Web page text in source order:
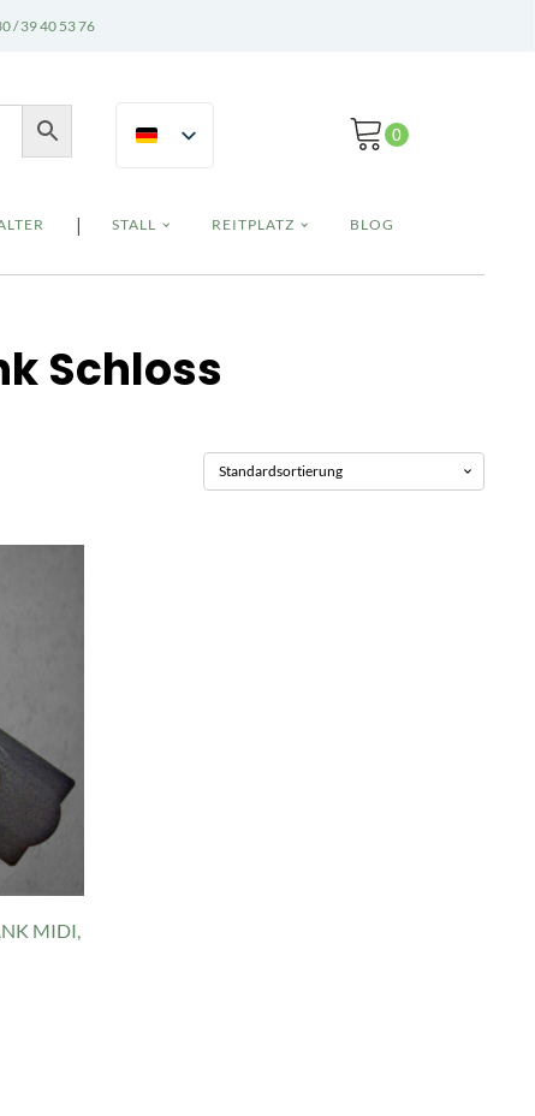
/ 39 40 53 76
| STALL REITPLATZ BLOG
Schloss
MIDI,